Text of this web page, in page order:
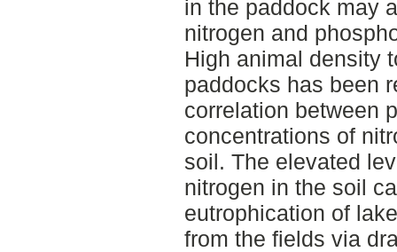
in the paddock may
nitrogen and
High animal density
paddocks has been
correlation between
concentrations of
soil. The elevated
nitrogen in the soil
eutrophication of
from the fields via